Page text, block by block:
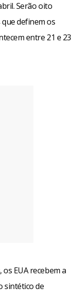
Serão oito
definem os
entre 21 e 23
EUA recebem a
sintético de